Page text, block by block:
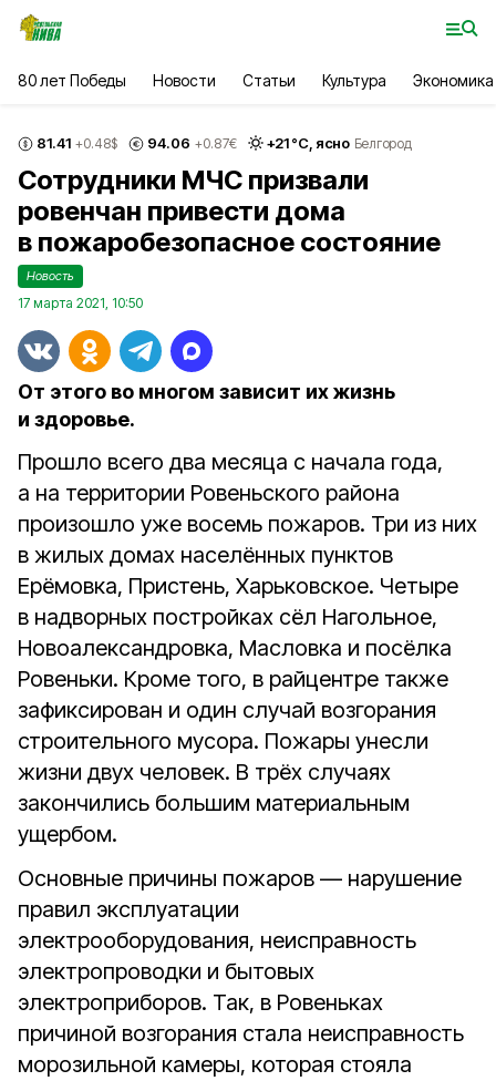
80 лет Победы Новости Статьи Культура Экономика
81.41 +0.48$ 94.06 +0.87€ +21°С, ясно Белгород
Сотрудники МЧС призвали
ровенчан привести дома
в пожаробезопасное состояние
Новость
17 марта 2021, 10:50
От этого во многом зависит их жизнь
и здоровье.
Прошло всего два месяца с начала года,
а на территории Ровеньского района
произошло уже восемь пожаров. Три из них
в жилых домах населённых пунктов
Ерёмовка, Пристень, Харьковское. Четыре
в надворных постройках сёл Нагольное,
Новоалександровка, Масловка и посёлка
Ровеньки. Кроме того, в райцентре также
зафиксирован и один случай возгорания
строительного мусора. Пожары унесли
жизни двух человек. В трёх случаях
закончились большим материальным
ущербом.
Основные причины пожаров — нарушение
правил эксплуатации
электрооборудования, неисправность
электропроводки и бытовых
электроприборов. Так, в Ровеньках
причиной возгорания стала неисправность
морозильной камеры, которая стояла